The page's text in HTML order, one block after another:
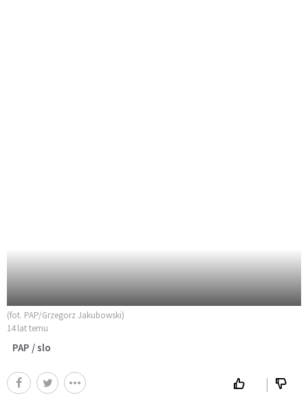
(fot. PAP/Grzegorz Jakubowski)
14 lat temu
PAP / slo